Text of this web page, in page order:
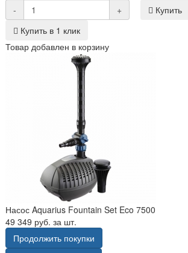
-
+
Купить
Купить в 1 клик
Товар добавлен в корзину
Насос Aquarius Fountain Set Eco 7500
49 349 руб. за шт.
Продолжить покупки